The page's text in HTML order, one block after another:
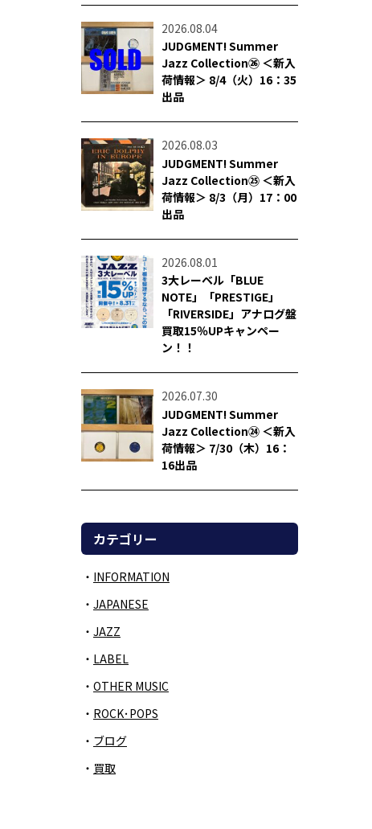
2026.08.04
JUDGMENT! Summer
Jazz Collection㉖ ＜新入
荷情報＞ 8/4（火）16：35
出品
2026.08.03
JUDGMENT! Summer
Jazz Collection㉕ ＜新入
荷情報＞ 8/3（月）17：00
出品
2026.08.01
3大レーベル「BLUE
NOTE」「PRESTIGE」
「RIVERSIDE」アナログ盤
買取15％UPキャンペー
ン！！
2026.07.30
JUDGMENT! Summer
Jazz Collection㉔ ＜新入
荷情報＞ 7/30（木）16：
16出品
カテゴリー
INFORMATION
JAPANESE
JAZZ
LABEL
OTHER MUSIC
ROCK･POPS
ブログ
買取